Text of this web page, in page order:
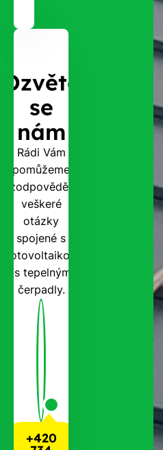
Ozvěte
se
nám
Rádi Vám
pomůžeme
zodpovědět
veškeré
otázky
spojené s
fotovoltaikou
i s tepelnými
čerpadly.
+420